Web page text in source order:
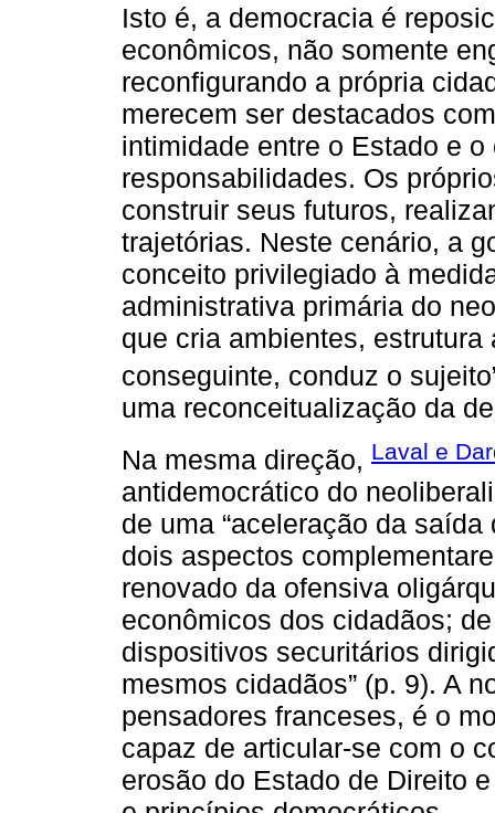
Isto é, a democracia é
econômicos, não somente
reconfigurando a própria
merecem ser destacados
intimidade entre o Estado e
responsabilidades. Os
construir seus futuros,
trajetórias. Neste cenário, a
conceito privilegiado à
administrativa primária do
que cria ambientes,
conseguinte, conduz o
uma reconceitualização da
Na mesma direção, Laval e
antidemocrático do
de uma “aceleração da
dois aspectos
renovado da ofensiva
econômicos dos cidadãos;
dispositivos securitários
mesmos cidadãos” (p. 9). A
pensadores franceses, é o
capaz de articular-se com o
erosão do Estado de Direito